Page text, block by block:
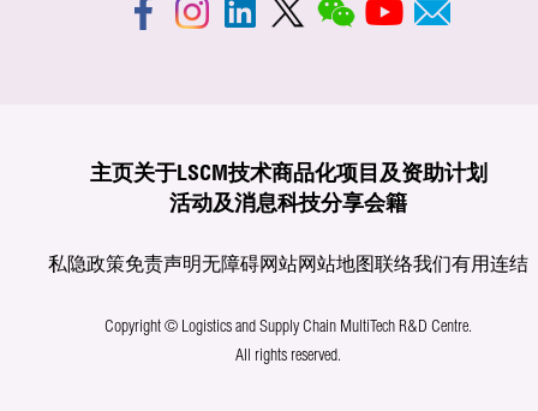
主页关于LSCM技术商品化项目及资助计划
活动及消息科技分享会籍
私隐政策免责声明无障碍网站网站地图联络我们有用连结
Copyright © Logistics and Supply Chain MultiTech R&D Centre.
All rights reserved.